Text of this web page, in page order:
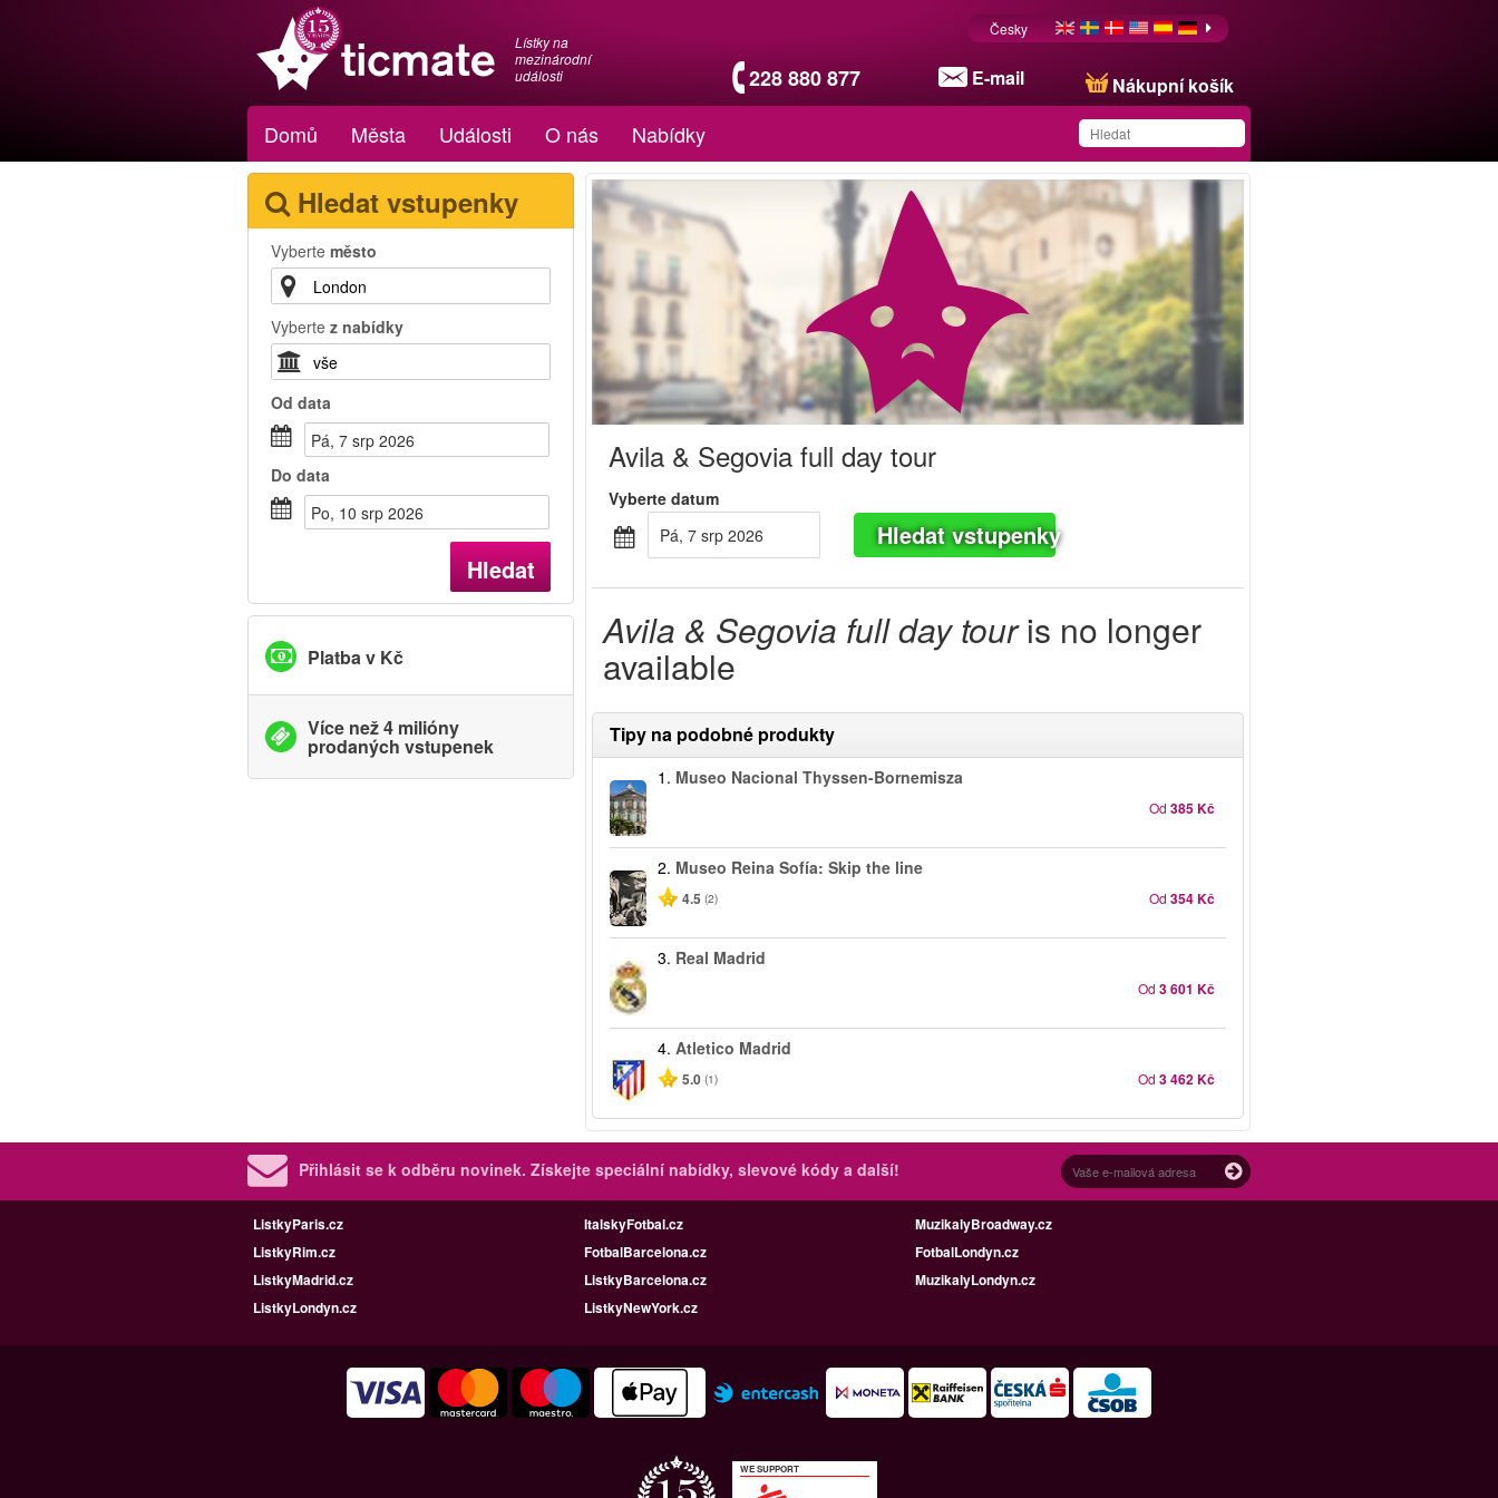
Lístky na
mezinárodní
události
228 880 877 E-mail Nákupní košík
Česky
Domů Města Události O nás Nabídky
Produkt byl uložen na
váš seznam
Hledat vstupenky
Vyberte město
Vyberte z nabídky
Od data
Pá, 7 srp 2026
Do data
Po, 10 srp 2026
Hledat
Platba v Kč
Více než 4 milióny
prodaných vstupenek
Avila & Segovia full day tour
Vyberte datum
Pá, 7 srp 2026
Hledat vstupenky
Avila & Segovia full day touris no longer
available
Tipy na podobné produkty
1. Museo Nacional Thyssen-Bornemisza
Od 385 Kč
2. Museo Reina Sofía: Skip the line
4.5 (2) Od 354 Kč
3. Real Madrid
Od 3 601 Kč
4.Atletico Madrid
5.0 (1) Od 3 462 Kč
Přihlásit se k odběru novinek. Získejte speciální nabídky, slevové kódy a další!
ListkyParis.cz ItalskyFotbal.cz
MuzikalyBroadway.cz
ListkyRim.cz
FotbalBarcelona.cz
FotbalLondyn.cz
ListkyMadrid.cz
ListkyBarcelona.cz
MuzikalyLondyn.cz
ListkyLondyn.cz
ListkyNewYork.cz
WE SUPPORT